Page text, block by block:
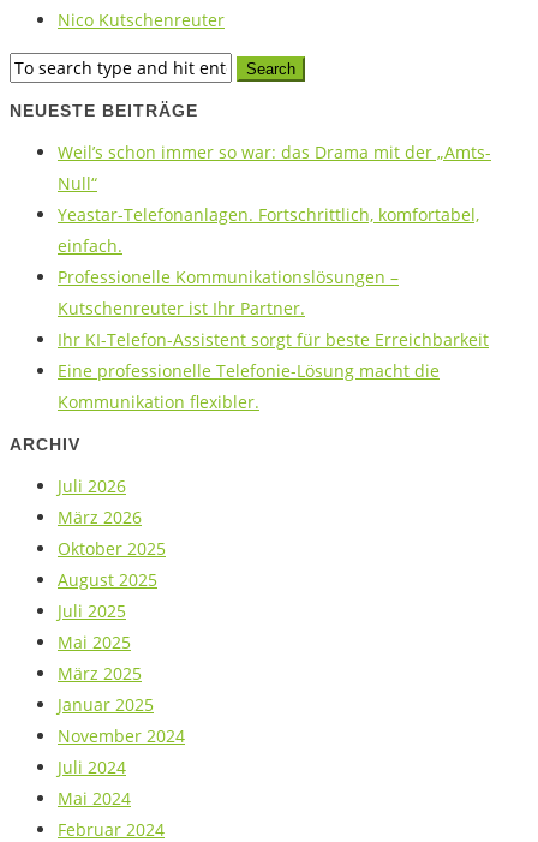
Nico Kutschenreuter
NEUESTE BEITRÄGE
Weil’s schon immer so war: das Drama mit der „Amts-
Null“
Yeastar-Telefonanlagen. Fortschrittlich, komfortabel,
einfach.
Professionelle Kommunikationslösungen –
Kutschenreuter ist Ihr Partner.
Ihr KI-Telefon-Assistent sorgt für beste Erreichbarkeit
Eine professionelle Telefonie-Lösung macht die
Kommunikation flexibler.
ARCHIV
Juli 2026
März 2026
Oktober 2025
August 2025
Juli 2025
Mai 2025
März 2025
Januar 2025
November 2024
Juli 2024
Mai 2024
Februar 2024